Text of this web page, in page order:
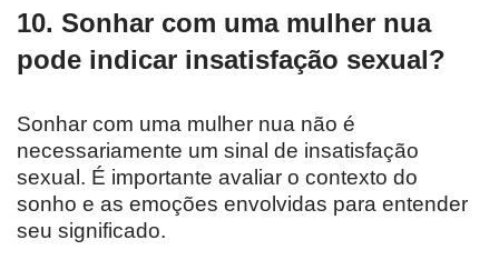
10. Sonhar com uma mulher nua
pode indicar insatisfação sexual?
Sonhar com uma mulher nua não é
necessariamente um sinal de insatisfação
sexual. É importante avaliar o contexto do
sonho e as emoções envolvidas para entender
seu significado.